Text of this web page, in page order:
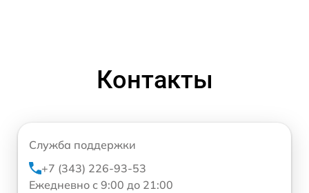
Контакты
Служба поддержки
+7 (343) 226-93-53
Ежедневно с 9:00 до 21:00